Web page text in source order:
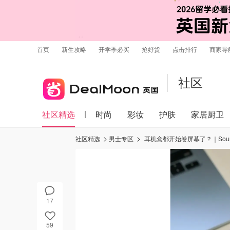
首页 新生攻略 开学季必买 抢好货 点击排行 商家导
社区
社区精选 时尚 彩妆 护肤 家居厨卫
17
59
社区精选 男士专区 耳机盒都开始卷屏幕了？｜